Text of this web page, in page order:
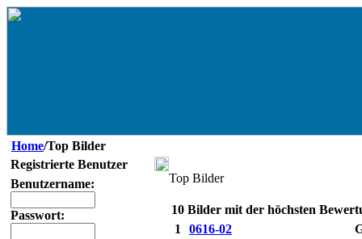
Home/Top Bilder
Registrierte Benutzer
Benutzername:
Passwort:
Top Bilder
10 Bilder mit der höchsten
1
0616-02